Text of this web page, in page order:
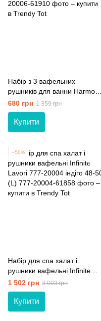
Набір з 3 вафельних
рушників для ванни Harmony
Lavori 777-20006 індіго
680 грн 1 359 грн
Купити
−50%
Набір для спа халат і
рушники вафельні Infinite
Lavori 777-20004 індіго 48-50
(L)
1 502 грн 3 003 грн
Купити